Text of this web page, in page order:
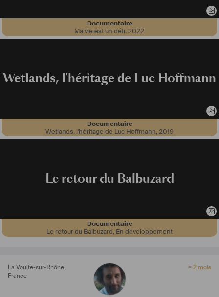
Documentaire
Ma vie est un défi,2022
Wetlands, l'héritage de Luc Hoffmann
Documentaire
Wetlands, l'héritage de Luc Hoffmann,2019
Le retour du Balbuzard
Documentaire
Le retour du Balbuzard, En développement
La Voulte-sur-Rhône,
France
> 2 mois